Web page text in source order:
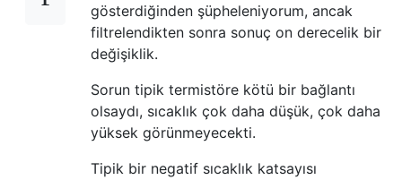
gösterdiğinden şüpheleniyorum, ancak
filtrelendikten sonra sonuç on derecelik bir
değişiklik.
Sorun tipik termistöre kötü bir bağlantı
olsaydı, sıcaklık çok daha düşük, çok daha
yüksek görünmeyecekti.
Tipik bir negatif sıcaklık katsayısı